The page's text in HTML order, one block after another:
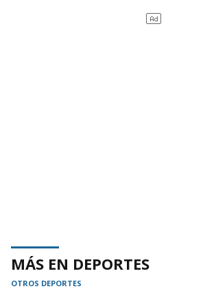
MÁS EN DEPORTES
OTROS DEPORTES